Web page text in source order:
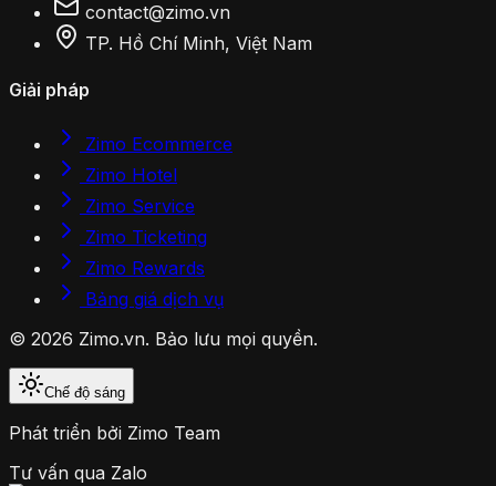
contact@zimo.vn
TP. Hồ Chí Minh, Việt Nam
Giải pháp
Zimo Ecommerce
Zimo Hotel
Zimo Service
Zimo Ticketing
Zimo Rewards
Bảng giá dịch vụ
© 2026 Zimo.vn. Bảo lưu mọi quyền.
Chế độ sáng
Phát triển bởi Zimo Team
Tư vấn qua Zalo